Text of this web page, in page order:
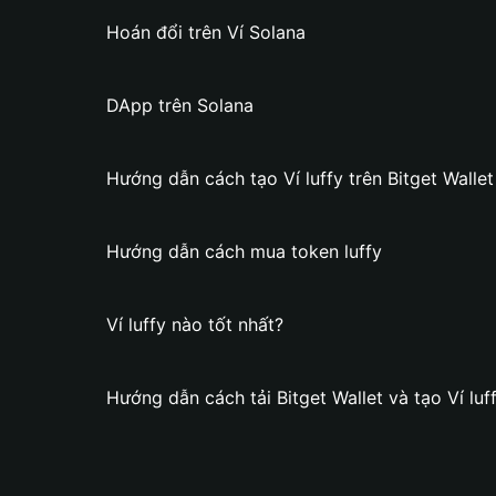
Hoán đổi trên Ví Solana
DApp trên Solana
Hướng dẫn cách tạo Ví luffy trên Bitget Wallet
Hướng dẫn cách mua token luffy
Ví luffy nào tốt nhất?
Hướng dẫn cách tải Bitget Wallet và tạo Ví